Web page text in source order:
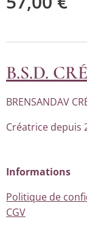
B.S.D.
BRENSANDAV
Créatrice depuis
Informations
Politique de
CGV